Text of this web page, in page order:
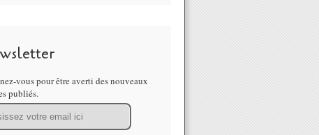
vous pour être averti des nouveaux
publiés.